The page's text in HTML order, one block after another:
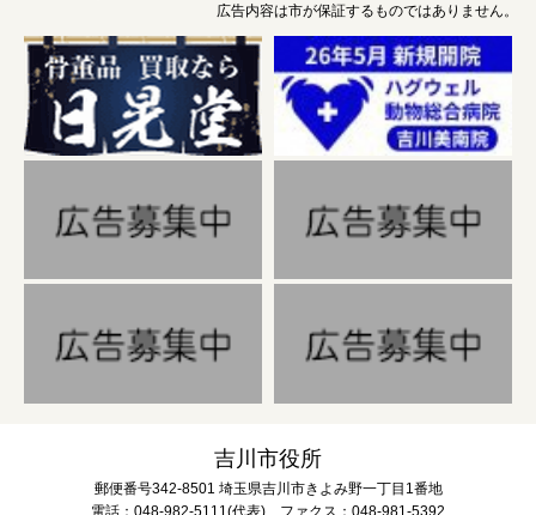
広告内容は市が保証するものではありません。
吉川市役所
郵便番号342-8501 埼玉県吉川市きよみ野一丁目1番地
電話：048-982-5111(代表) ファクス：048-981-5392